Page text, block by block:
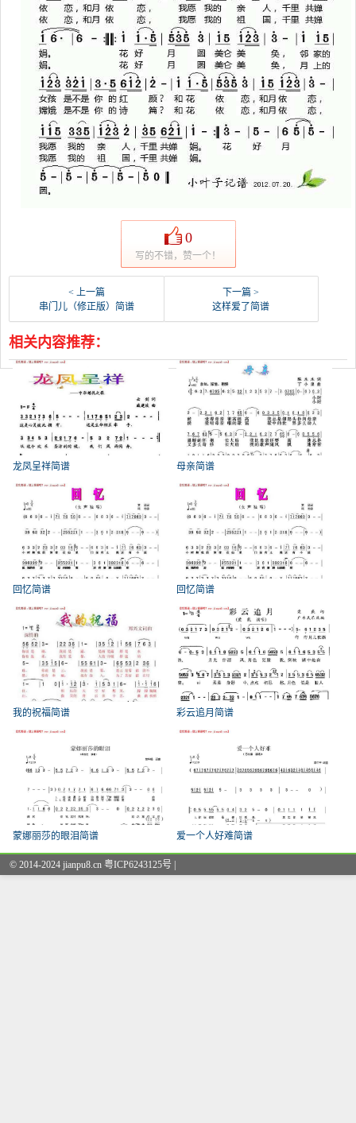
0
写的不错，赞一个！
< 上一篇
串门儿（修正版）简谱
下一篇 >
这样爱了简谱
相关内容推荐：
龙凤呈祥简谱 母亲简谱
回忆简谱 回忆简谱
我的祝福简谱 彩云追月简谱
蒙娜丽莎的眼泪简谱 爱一个人好难简谱
© 2014-2024 jianpu8.cn 粤ICP6243125号 |